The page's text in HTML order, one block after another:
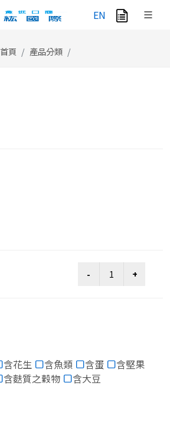
EN
首頁 產品分類
含花生 含魚類 含蛋
含堅果
含麩質之穀物
含大豆